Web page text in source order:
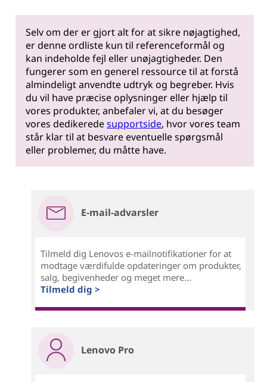
Selv om der er gjort alt for at sikre nøjagtighed,
er denne ordliste kun til referenceformål og
kan indeholde fejl eller unøjagtigheder. Den
fungerer som en generel ressource til at forstå
almindeligt anvendte udtryk og begreber. Hvis
du vil have præcise oplysninger eller hjælp til
vores produkter, anbefaler vi, at du besøger
vores dedikeredesupportside, hvor vores team
står klar til at besvare eventuelle spørgsmål
eller problemer, du måtte have.
E-mail-advarsler
Tilmeld dig Lenovos e-mailnotifikationer for at
modtage værdifulde opdateringer om produkter,
salg, begivenheder og meget mere...
Tilmeld dig >
Lenovo Pro